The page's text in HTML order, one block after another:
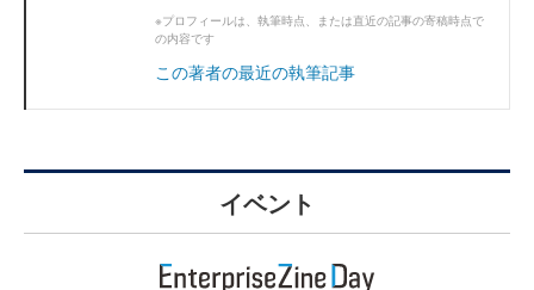
※プロフィールは、執筆時点、または直近の記事の寄稿時点で
の内容です
この著者の最近の執筆記事
イベント